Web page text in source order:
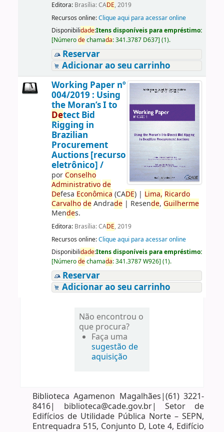
Editora: Brasília: CADE, 2019
Recursos online:Clique aqui para acessar online
Disponibilidade:Itens disponíveis para empréstimo:
[Númerodechamada:341.3787 D637] (1).
Reservar
Adicionar ao seu carrinho
Working Paper nº
004/2019 : Using
the Moran’s I to
Detect Bid
Rigging in
Brazilian
Procurement
Auctions [recurso
eletrônico] /
porConselho
Administrativo de
Defesa Econômica (CADE)| Lima, Ricardo
Carvalho deAndrade| Resende, Guilherme
Mendes.
Editora: Brasília: CADE, 2019
Recursos online:Clique aqui para acessar online
Disponibilidade:Itens disponíveis para empréstimo:
[Númerodechamada:341.3787 W926] (1).
Reservar
Adicionar ao seu carrinho
Não encontrou o
que procura?
Faça uma
sugestão de
aquisição
Biblioteca Agamenon Magalhães|(61) 3221-
8416| biblioteca@cade.gov.br| Setor de
Edifícios de Utilidade Pública Norte – SEPN,
Entrequadra 515, Conjunto D, Lote 4, Edifício